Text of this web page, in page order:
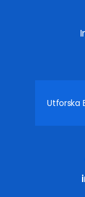
Utforska